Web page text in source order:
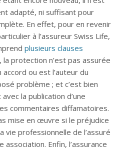
adapté, ni suffisant pour
En effet, pour en revenir
à l’assureur Swiss Life,
plusieurs clauses
la protection n’est pas assurée
ou est l’auteur du
problème ; et c’est bien
la publication d’une
commentaires diffamatoires.
mise en œuvre si le préjudice
vie professionnelle de l’assuré
Enfin, l’assurance